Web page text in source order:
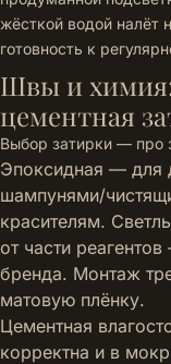
жёсткой водой налёт
готовность к
Швы и
цементная
Выбор затирки — про
Эпоксидная — для
шампунями/
красителям.
от части
бренда. Монтаж
матовую плёнку.
Цементная
корректна и в